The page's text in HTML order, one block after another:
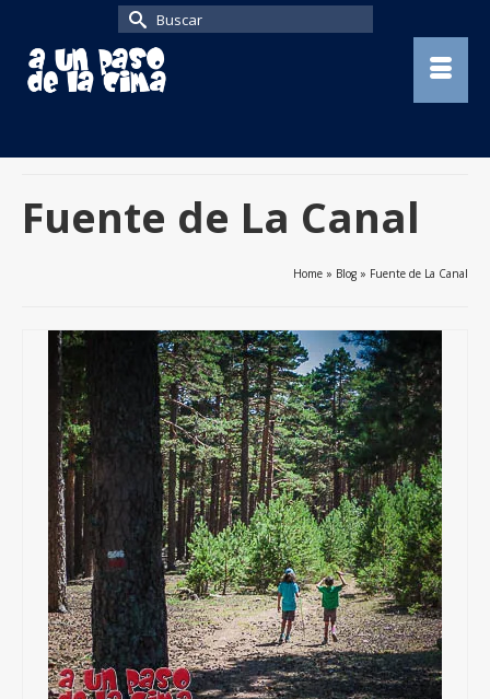
Buscar
por:
Fuente de La Canal
Home » Blog » Fuente de La Canal